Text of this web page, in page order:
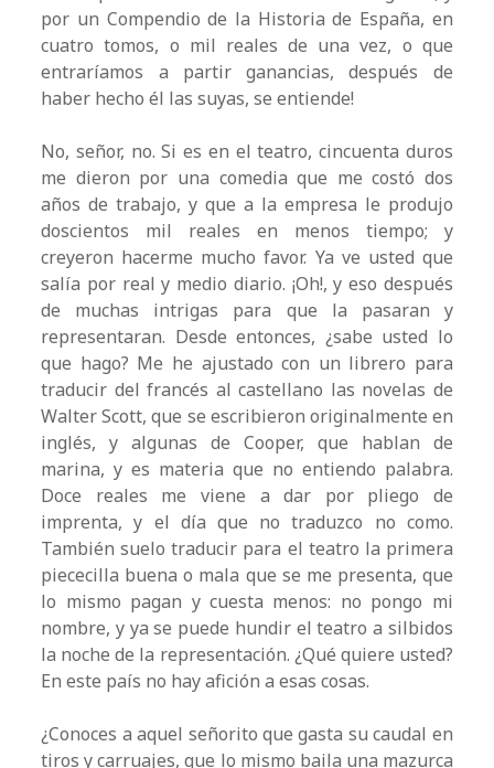
por un Compendio de la Historia de España, en
cuatro tomos, o mil reales de una vez, o que
entraríamos a partir ganancias, después de
haber hecho él las suyas, se entiende!
No, señor, no. Si es en el teatro, cincuenta duros
me dieron por una comedia que me costó dos
años de trabajo, y que a la empresa le produjo
doscientos mil reales en menos tiempo; y
creyeron hacerme mucho favor. Ya ve usted que
salía por real y medio diario. ¡Oh!, y eso después
de muchas intrigas para que la pasaran y
representaran. Desde entonces, ¿sabe usted lo
que hago? Me he ajustado con un librero para
traducir del francés al castellano las novelas de
Walter Scott, que se escribieron originalmente en
inglés, y algunas de Cooper, que hablan de
marina, y es materia que no entiendo palabra.
Doce reales me viene a dar por pliego de
imprenta, y el día que no traduzco no como.
También suelo traducir para el teatro la primera
piececilla buena o mala que se me presenta, que
lo mismo pagan y cuesta menos: no pongo mi
nombre, y ya se puede hundir el teatro a silbidos
la noche de la representación. ¿Qué quiere usted?
En este país no hay afición a esas cosas.
¿Conoces a aquel señorito que gasta su caudal en
tiros y carruajes, que lo mismo baila una mazurca